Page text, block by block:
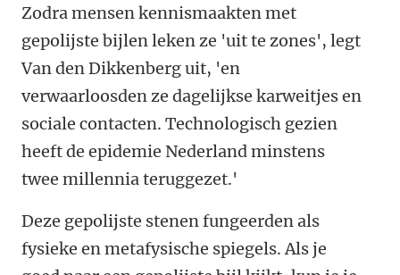
Zodra mensen kennismaakten met
gepolijste bijlen leken ze 'uit te zones', legt
Van den Dikkenberg uit, 'en
verwaarloosden ze dagelijkse karweitjes en
sociale contacten. Technologisch gezien
heeft de epidemie Nederland minstens
twee millennia teruggezet.'
Deze gepolijste stenen fungeerden als
fysieke en metafysische spiegels. Als je